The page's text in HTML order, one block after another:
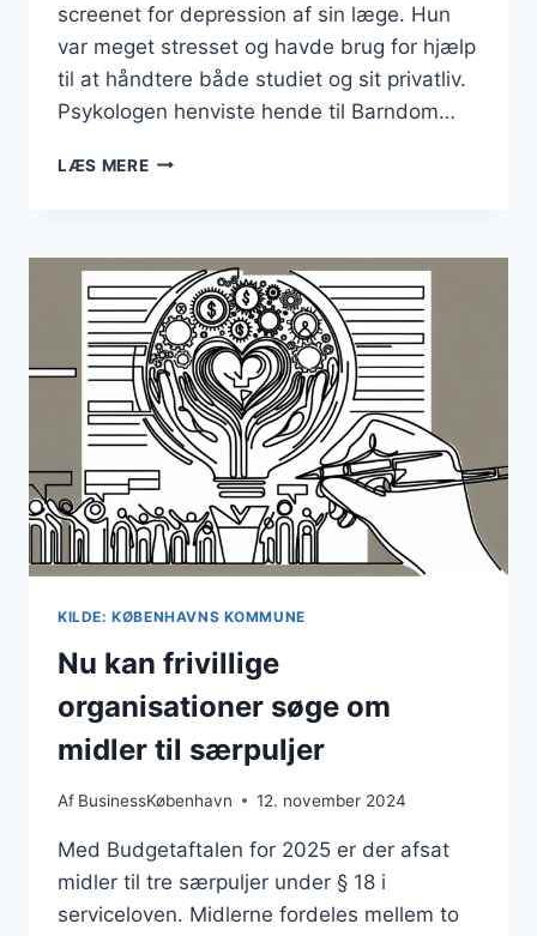
screenet for depression af sin læge. Hun
var meget stresset og havde brug for hjælp
til at håndtere både studiet og sit privatliv.
Psykologen henviste hende til Barndom…
LÆS MEREMIN
BETYDNING
FOR
DEN,
JEG
ER
SOM
VOKSEN
KILDE: KØBENHAVNS KOMMUNE
Nu kan frivillige
organisationer søge om
midler til særpuljer
Af BusinessKøbenhavn 12. november 2024
Med Budgetaftalen for 2025 er der afsat
midler til tre særpuljer under § 18 i
serviceloven. Midlerne fordeles mellem to